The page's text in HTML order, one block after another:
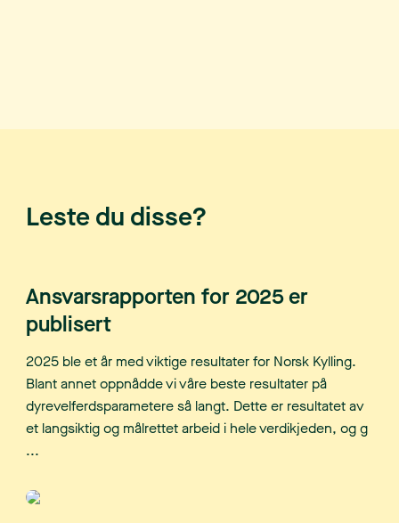
Leste du disse?
Ansvarsrapporten for 2025 er
publisert
2025 ble et år med viktige resultater for Norsk Kylling.
Blant annet oppnådde vi våre beste resultater på
dyrevelferdsparametere så langt. Dette er resultatet av
et langsiktig og målrettet arbeid i hele verdikjeden, og g
...